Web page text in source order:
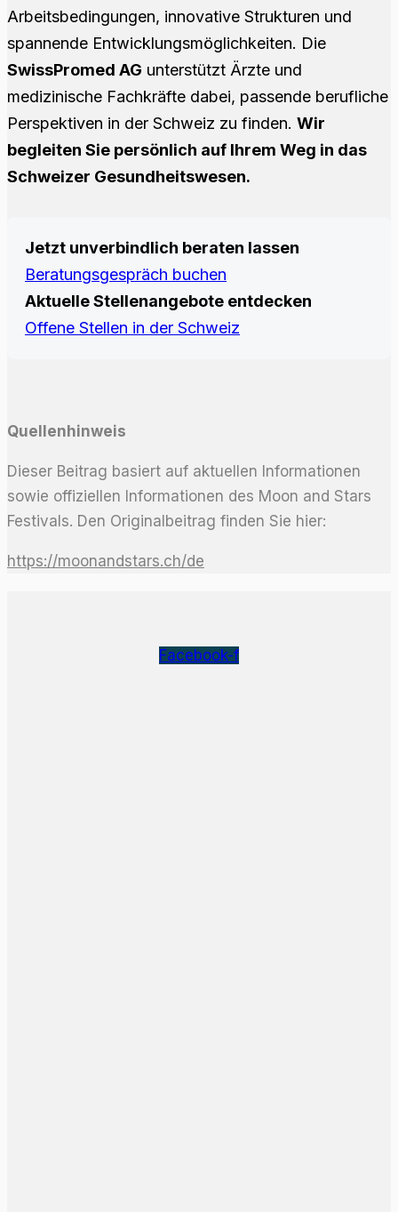
Arbeitsbedingungen, innovative Strukturen und
spannende Entwicklungsmöglichkeiten. Die
SwissPromed AG unterstützt Ärzte und
medizinische Fachkräfte dabei, passende berufliche
Perspektiven in der Schweiz zu finden. Wir
begleiten Sie persönlich auf Ihrem Weg in das
Schweizer Gesundheitswesen.
Jetzt unverbindlich beraten lassen
Beratungsgespräch buchen
Aktuelle Stellenangebote entdecken
Offene Stellen in der Schweiz
Quellenhinweis
Dieser Beitrag basiert auf aktuellen Informationen
sowie offiziellen Informationen des Moon and Stars
Festivals. Den Originalbeitrag finden Sie hier:
https://moonandstars.ch/de
Facebook-f